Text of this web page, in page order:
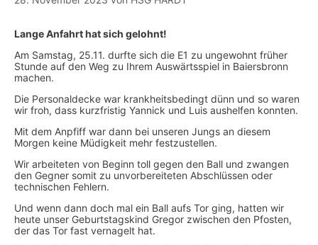
Lange Anfahrt hat sich gelohnt!
Am Samstag, 25.11. durfte sich die E1 zu ungewohnt früher
Stunde auf den Weg zu Ihrem Auswärtsspiel in Baiersbronn
machen.
Die Personaldecke war krankheitsbedingt dünn und so waren
wir froh, dass kurzfristig Yannick und Luis aushelfen konnten.
Mit dem Anpfiff war dann bei unseren Jungs an diesem
Morgen keine Müdigkeit mehr festzustellen.
Wir arbeiteten von Beginn toll gegen den Ball und zwangen
den Gegner somit zu unvorbereiteten Abschlüssen oder
technischen Fehlern.
Und wenn dann doch mal ein Ball aufs Tor ging, hatten wir
heute unser Geburtstagskind Gregor zwischen den Pfosten,
der das Tor fast vernagelt hat.